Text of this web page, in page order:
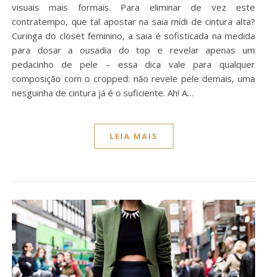
visuais mais formais. Para eliminar de vez este
contratempo, que tal apostar na saia mídi de cintura alta?
Curinga do closet feminino, a saia é sofisticada na medida
para dosar a ousadia do top e revelar apenas um
pedacinho de pele – essa dica vale para qualquer
composição com o cropped: não revele pele demais, uma
nesguinha de cintura já é o suficiente. Ah! A…
LEIA MAIS